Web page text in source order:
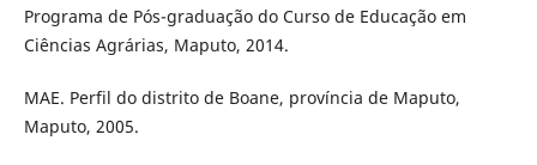
Programa de Pós-graduação do Curso de Educação em
Ciências Agrárias, Maputo, 2014.
MAE. Perfil do distrito de Boane, província de Maputo,
Maputo, 2005.